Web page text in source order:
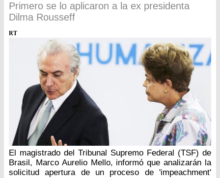
Primero se lo aplicaron a la ex presidenta
Dilma Rousseff
RT
El magistrado del Tribunal Supremo Federal (TSF) de
Brasil, Marco Aurelio Mello, informó que analizarán la
solicitud apertura de un proceso de 'impeachment'